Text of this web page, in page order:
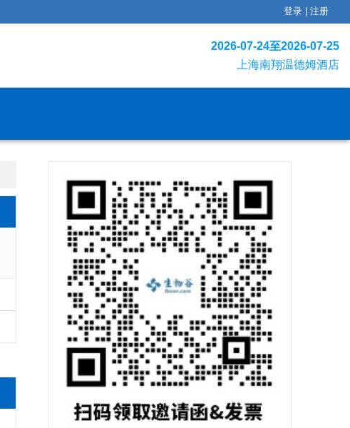
登录 注册
2026-07-24至2026-07-25
上海南翔温德姆酒店